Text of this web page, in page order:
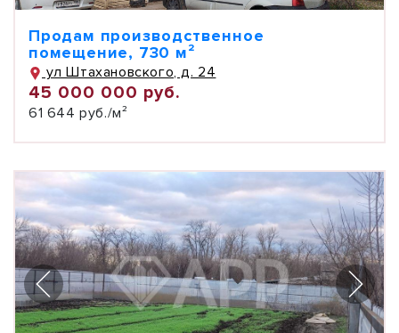
Продам производственное
помещение, 730 м²
ул Штахановского, д. 24
45 000 000 руб.
61 644 руб./м²